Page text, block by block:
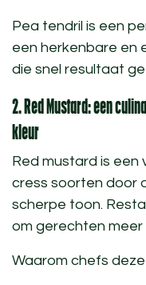
Pea tendril is een
een herkenbare en
die snel resultaat
2. Red Mustard: een
kleur
Red mustard is een
cress soorten door
scherpe toon.
om gerechten meer
Waarom chefs